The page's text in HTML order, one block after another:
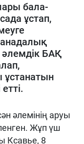
бала-
ұстап,
әлемдік БАҚ
әлемінің аруы
Жұп үш
Ксавье, 8